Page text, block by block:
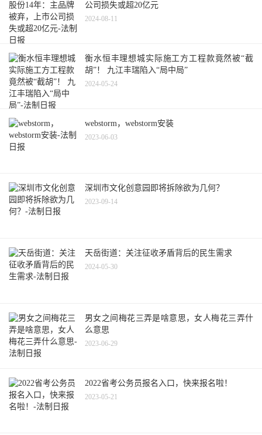
公司损失或超20亿元
2024-08-11
衡水恒丰理想城实际施工方工程款竟然被“截
胡”！ 九江丰瑞陷入“局中局”
2024-05-24
webstorm，webstorm安装
2023-06-03
深圳市文化创意园即将拆除欲为几何？
2023-09-14
天岳街道：关注征收矛盾背后的民生需求
2024-05-30
男女之间梅花三弄是啥意思，女人梅花三弄什
么意思
2023-06-29
2022省考公务员报名入口，快来报名啦！
2023-05-21